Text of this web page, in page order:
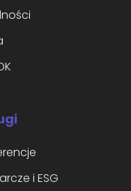
i ESG